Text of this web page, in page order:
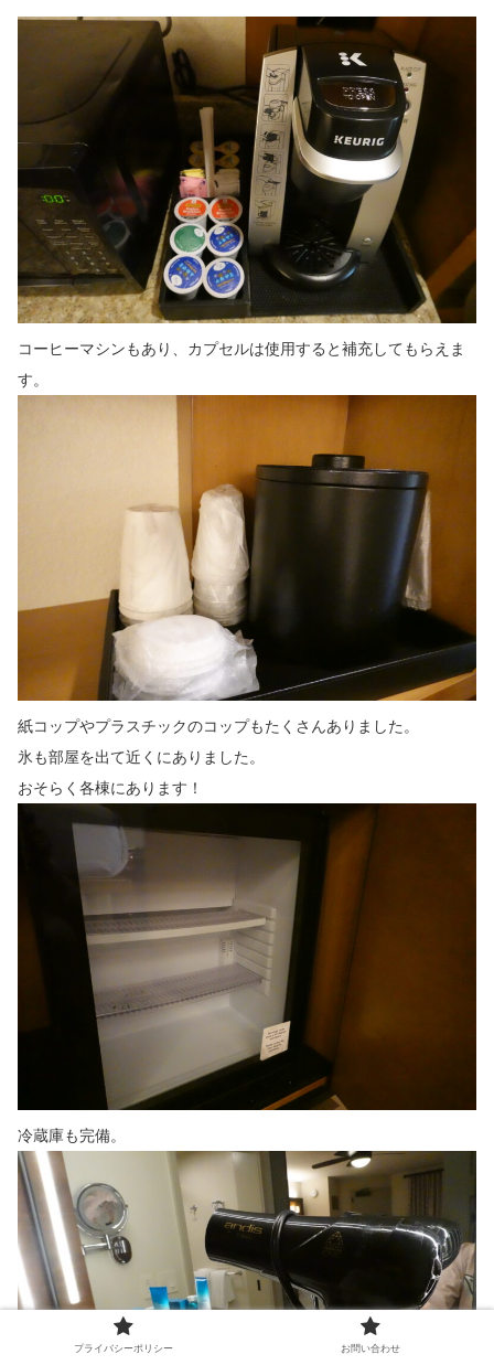
コーヒーマシンもあり、カプセルは使用すると補充してもらえま
す。
紙コップやプラスチックのコップもたくさんありました。
氷も部屋を出て近くにありました。
おそらく各棟にあります！
冷蔵庫も完備。
プライバシーポリシー お問い合わせ